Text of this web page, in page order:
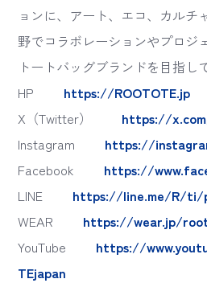
ョンに、アート、エコ、カルチ
野でコラボレーションやプロジ
トートバッグブランドを目指し
HP https://ROOTOTE.jp
X（Twitter） https://
Instagram https://
Facebook https://
LINE https://line.me/R/ti/
WEAR https://wear.jp/
YouTube https://
TEjapan